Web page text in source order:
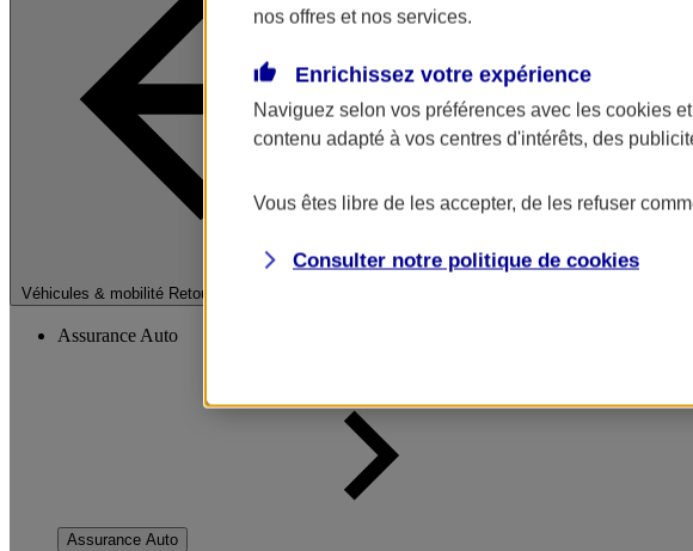
Véhicules & mobilité Retour à la section précédente
Fermer le menu principal
Assurance Auto
Assurance Auto
nos offres et nos services.
Enrichissez votre expérience
Naviguez selon vos préférences avec les cookies
contenu adapté à vos centres d'intérêts, des
Vous êtes libre de les accepter, de les refuser
Consulter notre politique de cookies